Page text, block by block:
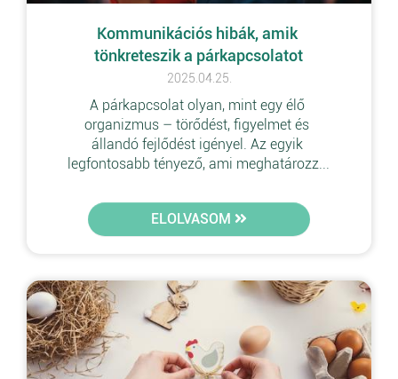
Kommunikációs hibák, amik
tönkreteszik a párkapcsolatot
2025.04.25.
A párkapcsolat olyan, mint egy élő
organizmus – törődést, figyelmet és
állandó fejlődést igényel. Az egyik
legfontosabb tényező, ami meghatározz...
ELOLVASOM